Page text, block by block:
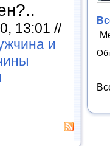
13:01 //
и